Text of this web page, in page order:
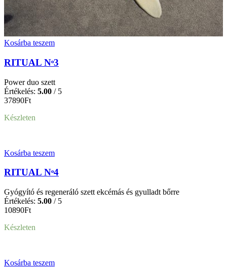
Kosárba teszem
RITUAL Nᵒ3
Power duo szett
Értékelés: 5.00 / 5
37890Ft
Készleten
Kosárba teszem
RITUAL Nᵒ4
Gyógyító és regeneráló szett ekcémás és gyulladt bőrre
Értékelés: 5.00 / 5
10890Ft
Készleten
Kosárba teszem